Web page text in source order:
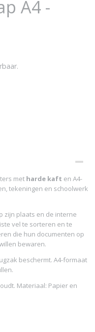
A4 -
met harde kaft en A4-
tekeningen en schoolwerk
zijn plaats en de interne
vel te sorteren en te
die hun documenten op
bewaren.
beschermt. A4-formaat
Materiaal: Papier en